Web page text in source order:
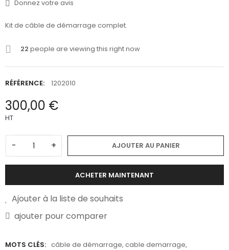
Donnez votre avis
Kit de câble de démarrage complet.
22 people are viewing this right now
RÉFÉRENCE: 1202010
300,00 €
HT
- + AJOUTER AU PANIER
ACHETER MAINTENANT
Ajouter à la liste de souhaits
ajouter pour comparer
MOTS CLÉS: câble de démarrage, cable demarrage,